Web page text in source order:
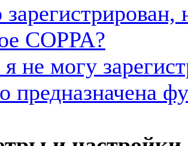
COPPA?
не могу
предназначена